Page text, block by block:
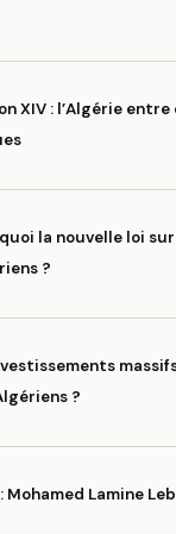
XIV : l’Algérie
la nouvelle loi
?
?
: Mohamed Lamine